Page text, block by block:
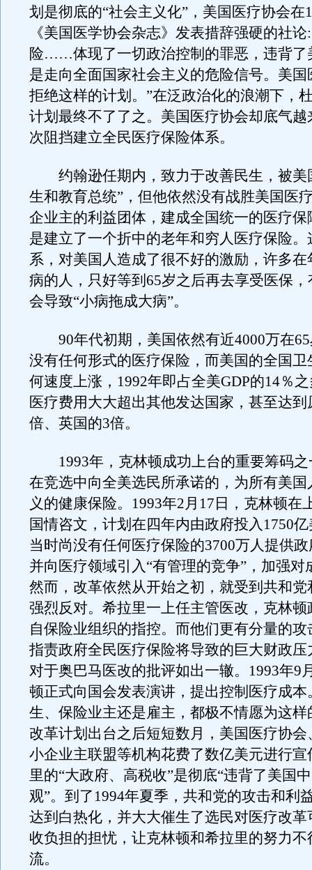
划是彻底的“社会主义化”，美国医疗协会在
《美国医学协会杂志》发表措辞强硬的社
险……体现了一切政治控制的罪恶，违背了
是走向全面国家社会主义的危险信号。美国
拒绝这样的计划。”在泛政治化的浪潮下，
计划最终不了了之。美国医疗协会却底气越
次阻挡建立全民医疗保险体系。
约翰逊任期内，致力于改善民生，被美
生和教育总统”，但他依然没有战胜美国医
企业主的利益团体，建成全国统一的医疗保
是建立了一个折中的老年和穷人医疗保险。
系，对美国人造成了很不好的激励，许多在
病的人，只好等到65岁之后再去享受医保
会导致“小病拖成大病”。
90年代初期，美国依然有近4000万在65
没有任何形式的医疗保险，而美国的全国卫
何速度上涨，1992年即占全美GDP的14％
医疗费用大大超出其他发达国家，甚至达到
倍、英国的3倍。
1993年，克林顿成功上台的重要筹码之
在竞选中向全美选民所承诺的，为所有美国
义的健康保险。1993年2月17日，克林顿在
国情咨文，计划在四年内由政府投入1750
当时尚没有任何医疗保险的3700万人提供
并向医疗领域引入“有管理的竞争”，加强对
然而，改革依然从开始之初，就受到共和党
强烈反对。希拉里一上任主管医改，克林顿
自保险业组织的指控。而他们更有分量的
指责政府全民医疗保险将导致的巨大财政
对于奥巴马医改的批评如出一辙。1993年9
顿正式向国会发表演讲，提出控制医疗成本
生、保险业主还是雇主，都极不情愿为这样
改革计划出台之后短短数月，美国医疗协会
小企业主联盟等机构花费了数亿美元进行宣
里的“大政府、高税收”是彻底“违背了美国
观”。到了1994年夏季，共和党的攻击和利
达到白热化，并大大催生了选民对医疗改革
收负担的担忧，让克林顿和希拉里的努力不
流。